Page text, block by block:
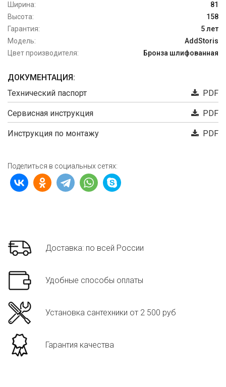
Ширина:
81
Высота:
158
Гарантия:
5 лет
Модель:
AddStoris
Цвет производителя:
Бронза шлифованная
ДОКУМЕНТАЦИЯ:
Технический паспорт
PDF
Сервисная инструкция PDF
Инструкция по монтажу PDF
Поделиться в социальных сетях:
Доставка: по всей России
Удобные способы оплаты
Установка сантехники от 2 500 руб
Гарантия качества